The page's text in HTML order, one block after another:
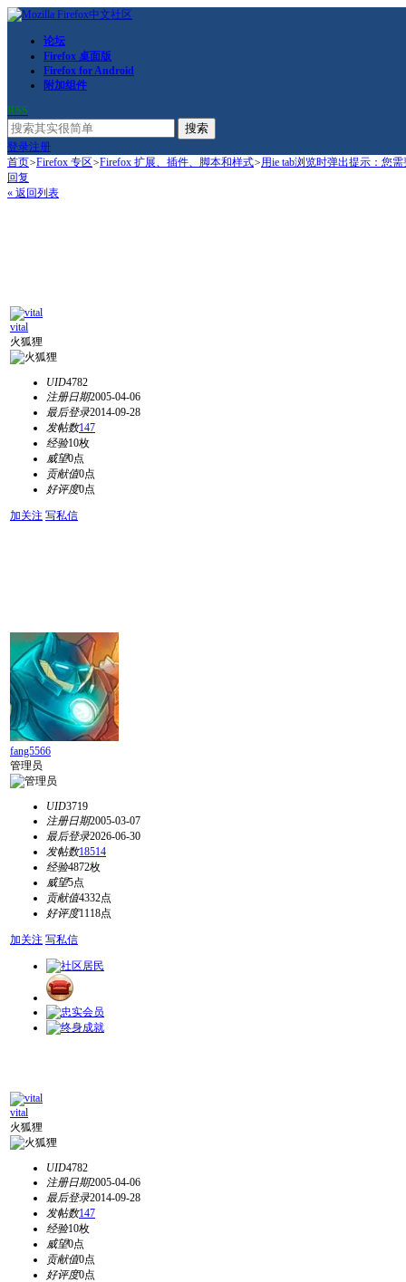
论坛
Firefox 桌面版
Firefox for Android
附加组件
RSS
搜索
登录注册
首页>Firefox 专区>Firefox 扩展、插件、脚本和样式>用ie tab浏览时弹出提示：您
回复
« 返回列表
vital
火狐狸
UID4782
注册日期2005-04-06
最后登录2014-09-28
发帖数147
经验10枚
威望0点
贡献值0点
好评度0点
加关注 写私信
fang5566
管理员
UID3719
注册日期2005-03-07
最后登录2026-06-30
发帖数18514
经验4872枚
威望5点
贡献值4332点
好评度1118点
加关注 写私信
vital
火狐狸
UID4782
注册日期2005-04-06
最后登录2014-09-28
发帖数147
经验10枚
威望0点
贡献值0点
好评度0点